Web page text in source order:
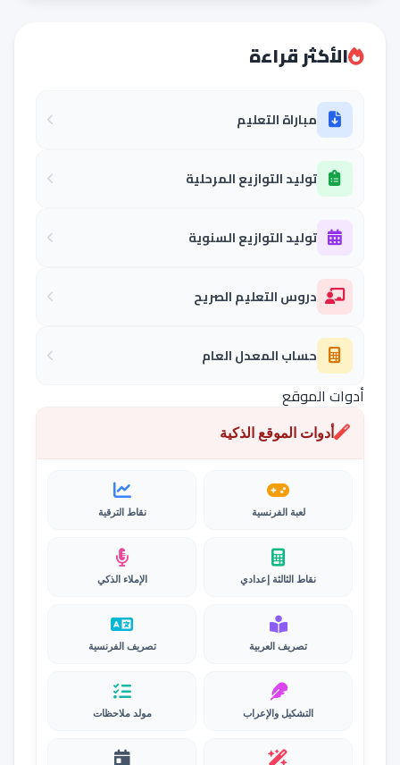
الأكثر قراءة
مباراة التعليم
توليد التوازيع المرحلية
توليد التوازيع السنوية
دروس التعليم الصريح
حساب المعدل العام
أدوات الموقع
أدوات الموقع الذكية
لعبة الفرنسية نقاط الترقية
نقاط الثالثة إعدادي الإملاء الذكي
تصريف العربية تصريف الفرنسية
التشكيل والإعراب مولد ملاحظات